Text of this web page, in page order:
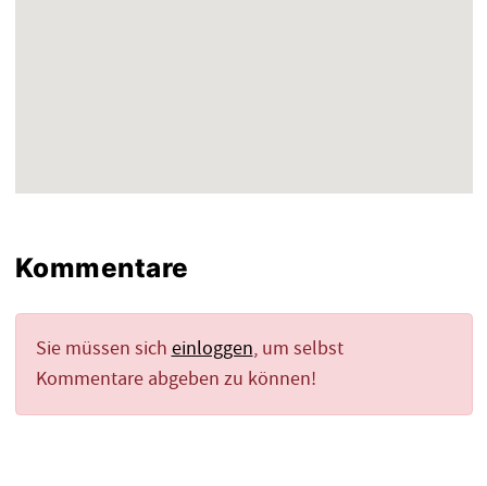
Kommentare
Sie müssen sich einloggen, um selbst
Kommentare abgeben zu können!